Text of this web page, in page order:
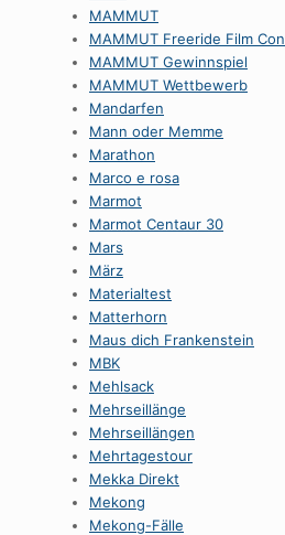
MAMMUT
MAMMUT Freeride Film
MAMMUT Gewinnspiel
MAMMUT Wettbewerb
Mandarfen
Mann oder Memme
Marathon
Marco e rosa
Marmot
Marmot Centaur 30
Mars
März
Materialtest
Matterhorn
Maus dich Frankenstein
MBK
Mehlsack
Mehrseillänge
Mehrseillängen
Mehrtagestour
Mekka Direkt
Mekong
Mekong-Fälle